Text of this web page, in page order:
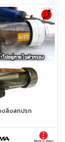
สิ่งสกปรก